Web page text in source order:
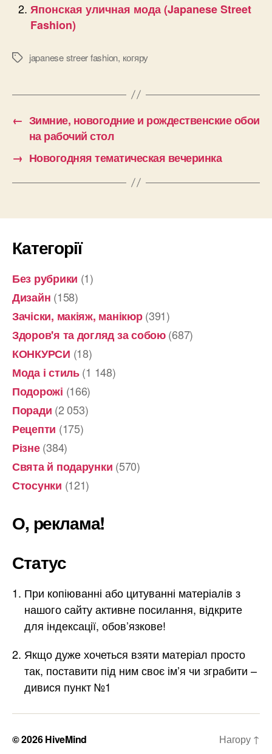
Японская уличная мода (Japanese Street
Fashion)
Позначкиjapanese streer fashion, когяру
← Зимние, новогодние и рождественские обои
на рабочий стол
→ Новогодняя тематическая вечеринка
Категорії
Без рубрики (1)
Дизайн (158)
Зачіски, макіяж, манікюр(391)
Здоров'я та догляд за собою(687)
КОНКУРСИ (18)
Мода і стиль(1 148)
Подорожі (166)
Поради (2 053)
Рецепти (175)
Різне(384)
Свята й подарунки (570)
Стосунки (121)
О, реклама!
Статус
При копіюванні або цитуванні матеріалів з
нашого сайту активне посилання, відкрите
для індексації, обов’язкове!
Якщо дуже хочеться взяти матеріал просто
так, поставити під ним своє ім’я чи зграбити –
дивися пункт №1
© 2026HiveMind Нагору ↑